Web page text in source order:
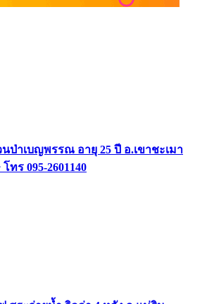
ป่าเบญพรรณ อายุ 25 ปี อ.เขาชะเมา
ทร 095-2601140